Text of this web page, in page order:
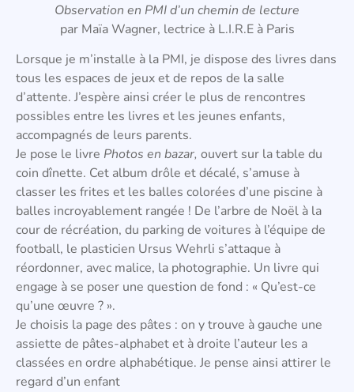
Observation en PMI d’un chemin de lecture
par Maïa Wagner, lectrice à L.I.R.E à Paris
Lorsque je m’installe à la PMI, je dispose des livres dans
tous les espaces de jeux et de repos de la salle
d’attente. J’espère ainsi créer le plus de rencontres
possibles entre les livres et les jeunes enfants,
accompagnés de leurs parents.
Je pose le livre Photos en bazar, ouvert sur la table du
coin dînette. Cet album drôle et décalé, s’amuse à
classer les frites et les balles colorées d’une piscine à
balles incroyablement rangée ! De l’arbre de Noël à la
cour de récréation, du parking de voitures à l’équipe de
football, le plasticien Ursus Wehrli s’attaque à
réordonner, avec malice, la photographie. Un livre qui
engage à se poser une question de fond : « Qu’est-ce
qu’une œuvre ? ».
Je choisis la page des pâtes : on y trouve à gauche une
assiette de pâtes-alphabet et à droite l’auteur les a
classées en ordre alphabétique. Je pense ainsi attirer le
regard d’un enfant